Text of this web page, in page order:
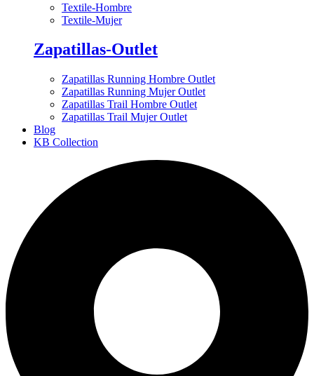
Textile-Hombre
Textile-Mujer
Zapatillas-Outlet
Zapatillas Running Hombre Outlet
Zapatillas Running Mujer Outlet
Zapatillas Trail Hombre Outlet
Zapatillas Trail Mujer Outlet
Blog
KB Collection